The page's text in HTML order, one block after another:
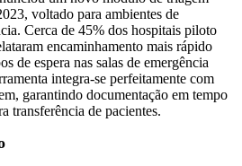
voltado para ambientes de
Cerca de 45% dos hospitais piloto
encaminhamento mais rápido
de espera nas salas de emergência
integra-se perfeitamente com
garantindo documentação em tempo
transferência de pacientes.